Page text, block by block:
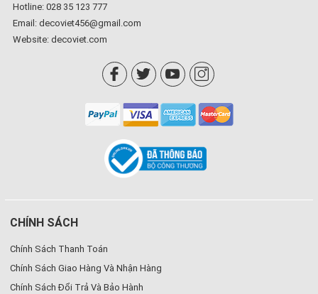
Hotline: 028 35 123 777
Email: decoviet456@gmail.com
Website: decoviet.com
CHÍNH SÁCH
Chính Sách Thanh Toán
Chính Sách Giao Hàng Và Nhận Hàng
Chính Sách Đổi Trả Và Bảo Hành